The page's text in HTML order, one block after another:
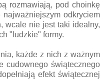
rozmawiają, pod choinkę
odkryciem
wcale nie jest taki idealny,
"ludzkie" formy.
każde z nich z ważnym
cudownego świątecznego
efekt świątecznej